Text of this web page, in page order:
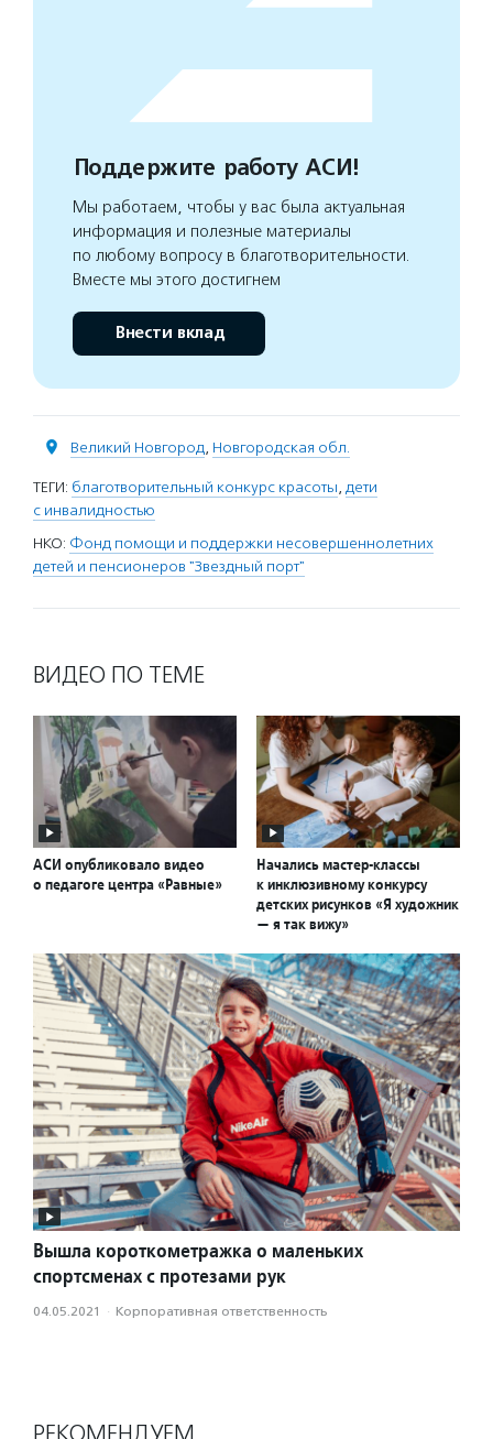
Поддержите работу АСИ!
Мы работаем, чтобы у вас была актуальная
информация и полезные материалы
по любому вопросу в благотворительности.
Вместе мы этого достигнем
Внести вклад
Великий Новгород, Новгородская обл.
ТЕГИ: благотворительный конкурс красоты, дети
с инвалидностью
НКО: Фонд помощи и поддержки несовершеннолетних
детей и пенсионеров "Звездный порт"
ВИДЕО ПО ТЕМЕ
АСИ опубликовало видео
о педагоге центра «Равные»
Начались мастер-классы
к инклюзивному конкурсу
детских рисунков «Я художник
— я так вижу»
Вышла короткометражка о маленьких
спортсменах с протезами рук
04.05.2021 · Корпоративная ответственность